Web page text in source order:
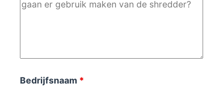
Bedrijfsnaam *